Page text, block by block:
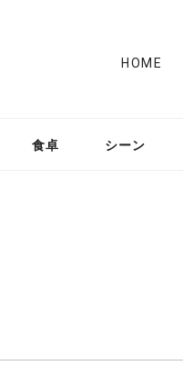
HOME
食卓 シーン